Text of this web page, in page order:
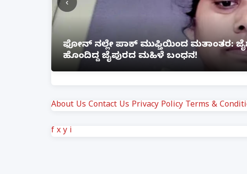
ಲಕ್ನೋ ಗೇಮಿಂಗ್ ಜೋನ್‌ನಲ್ಲಿ ಭೀಕರ ಅಗ್ನಿ
ಗಾಯ
About Us Contact Us Privacy Policy Terms &
f x y i